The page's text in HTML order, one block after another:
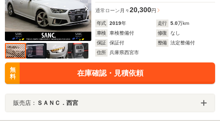
通常ローン 月々20,300円
年式 2019年 走行 5.0万km
車検
車検整備付 修復
なし
保証
保証付 整備
法定整備付
住所
兵庫県西宮市
無
料
在庫確認・見積依頼
販売店： ＳＡＮＣ．西宮